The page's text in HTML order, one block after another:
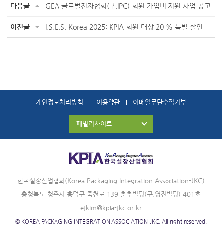
다음글 GEA 글로벌전자협회(구.IPC) 회원 가입비 지원 사업 공고
이전글 I.S.E.S. Korea 2025: KPIA 회원 대상 20 % 특별 할인 혜택
개인정보처리방침 이용약관 이메일무단수집거부
패밀리사이트
한국실장산업협회(Korea Packaging Integration Association-JKC)
충청북도 청주시 흥덕구 죽천로 139 춘추빌딩(구.영진빌딩) 401호
ejkim@kpia-jkc.or.kr
© KOREA PACKAGING INTEGRATION ASSOCIATION-JKC. All right reserved.